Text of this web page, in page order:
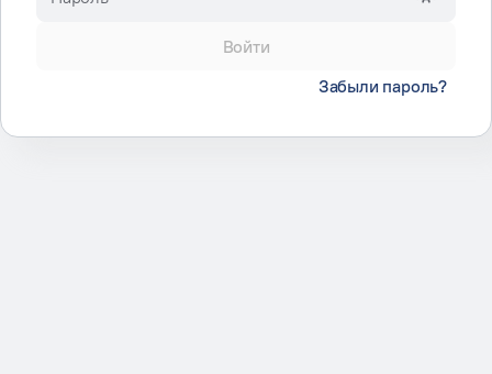
Войти
Забыли пароль?